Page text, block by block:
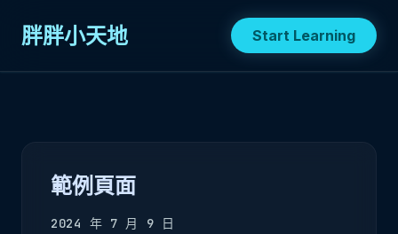
胖胖小天地 Start Learning
範例頁面
2024 年 7 月 9 日